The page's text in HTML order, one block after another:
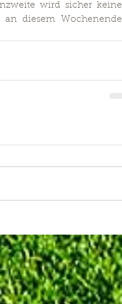
wird sicher keine
diesem Wochenende